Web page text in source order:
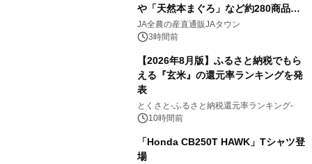
や「天然本まぐろ」など約280商品を
販売！～毎月１０日の定例企画～
JA全農の産直通販JAタウン
3時間前
【2026年8月版】ふるさと納税でもら
える『玄米』の還元率ランキングを発
表
とくさと-ふるさと納税還元率ランキング-
10時間前
「Honda CB250T HAWK」Tシャツ登
場